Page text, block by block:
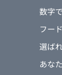
数字
フー
選ば
あな